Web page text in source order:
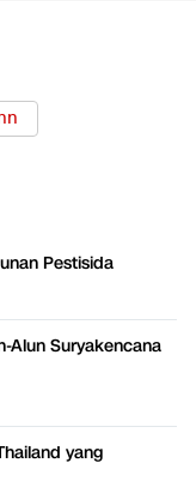
Pestisida
Alun Suryakencana
yang